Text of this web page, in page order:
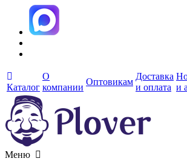
Каталог
О
компании
Оптовикам
Доставка
и оплата и
Меню